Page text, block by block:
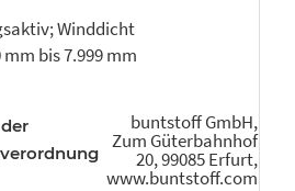
Winddicht
bis 7.999 mm
buntstoff GmbH,
Zum Güterbahnhof
20, 99085 Erfurt,
www.buntstoff.com